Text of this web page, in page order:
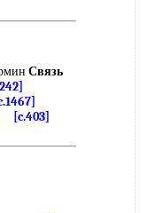
Связь
[c.403]